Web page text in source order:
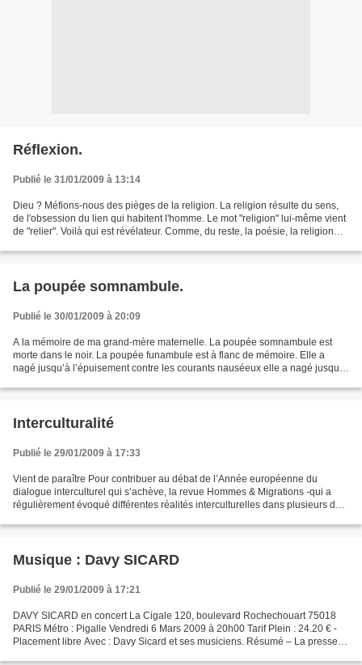
Réflexion.
Publié le 31/01/2009 à 13:14
Dieu ? Méfions-nous des pièges de la religion. La religion résulte du sens,
de l'obsession du lien qui habitent l'homme. Le mot "religion" lui-même vient
de "relier". Voilà qui est révélateur. Comme, du reste, la poésie, la religion
La poupée somnambule.
Publié le 30/01/2009 à 20:09
A la mémoire de ma grand-mère maternelle. La poupée somnambule est
morte dans le noir. La poupée funambule est à flanc de mémoire. Elle a
nagé jusqu’à l’épuisement contre les courants nauséeux elle a nagé jusqu’à
Interculturalité
Publié le 29/01/2009 à 17:33
Vient de paraître Pour contribuer au débat de l’Année européenne du
dialogue interculturel qui s’achève, la revue Hommes & Migrations -qui a
régulièrement évoqué différentes réalités interculturelles dans plusieurs de
Musique : Davy SICARD
Publié le 29/01/2009 à 17:21
DAVY SICARD en concert La Cigale 120, boulevard Rochechouart 75018
PARIS Métro : Pigalle Vendredi 6 Mars 2009 à 20h00 Tarif Plein : 24.20 € -
Placement libre Avec : Davy Sicard et ses musiciens. Résumé – La presse